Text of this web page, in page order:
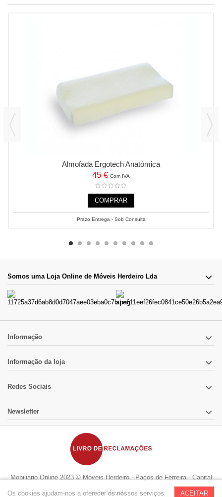
Almofada Ergotech Anatómica
45 € Com IVA
COMPRAR
Prazo Entrega - Sob Consulta
Somos uma Loja Online de Móveis Herdeiro Lda
Informação
Informação da loja
Redes Sociais
Newsletter
Mobiliário Online 2023 © Móveis Herdeiro - Paços de Ferreira - Capital
do Móvel ACEITAR
Os cookies ajudam-nos a oferecer os nossos serviços.